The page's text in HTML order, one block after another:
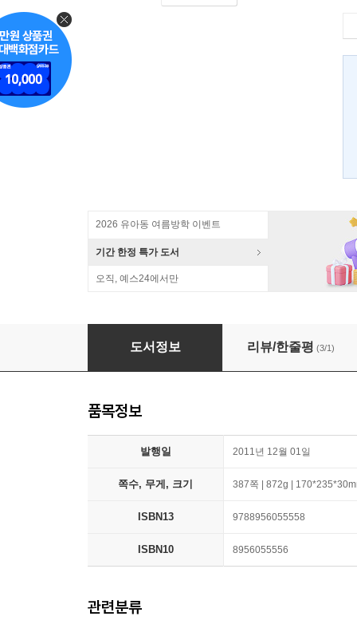
2026 유아동 여름방학 이벤트
기간 한정 특가 도서
오직, 예스24에서만
테라로사 커피로드
도서정보 리뷰/한줄평 (3/1)
품목정보
발행일 2011년 12월 01일
쪽수, 무게, 크기 387쪽 | 872g |
ISBN13 9788956055558
ISBN10 8956055556
관련분류